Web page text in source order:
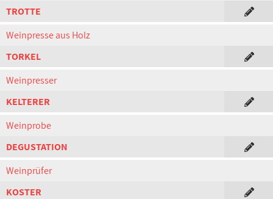
TROTTE
Weinpresse aus Holz
TORKEL
Weinpresser
KELTERER
Weinprobe
DEGUSTATION
Weinprüfer
KOSTER